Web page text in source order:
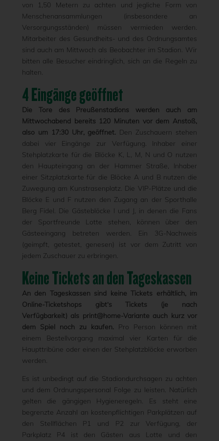
von 1,50 Metern zu achten und jegliche Form von
Menschenansammlungen (insbesondere an
Versorgungsständen) müssen vermieden werden.
Mitarbeiter des Gesundheits- und des Ordnungsamtes
sind auch am Mittwoch als Beobachter im Stadion. Wir
bitten alle Besucher eindringlich, sich an die Regeln zu
halten.
4 Eingänge geöffnet
Die Tore des Preußenstadions werden auch am
Mittwochabend bereits 120 Minuten vor dem Anstoß,
also um 17:30 Uhr, geöffnet. Den Zuschauern stehen
dabei vier Eingänge zur Verfügung. Inhaber einer
Stehplatzkarte für die Blöcke K, L, M, N und O nutzen
den Haupteingang an der Hammer Straße, Inhaber
einer Sitzplatzkarte für die Blöcke A und B nutzen die
Zuwegung am Kunstrasenplatz. Die VIP-Plätze und die
Blöcke E und F nutzen den Zugang an der Sporthalle
Berg Fidel. Die Gästeblöcke I und J, in denen die Fans
der Sportfreunde Lotte stehen, können über den
Gästeeingang betreten werden. Ein 3G-Nachweis
(geimpft, getestet, genesen) ist vor dem Zutritt von
jedem Zuschauer zu erbringen.
Keine Tickets an den Tageskassen
An den Tageskassen sind keine Tickets erhältlich, im
Online-Ticketshops gibt‘s Tickets (je nach
Verfügbarkeit) als print@home-Variante auch kurz vor
dem Spiel noch zu kaufen. Pro Person können mit
einem Bestellvorgang maximal vier Karten für die
Haupttribüne oder einen der Stehplatzblöcke erworben
werden.
Es ist unbedingt auf die Stadiondurchsagen zu achten
und dem Ordnungspersonal Folge zu leisten. Natürlich
gelten die gängigen Hygieneregeln. Es steht eine
begrenzte Anzahl an kostenpflichtigen Parkplätzen auf
den Stellflächen P1 und P2 zur Verfügung, der
Parkplatz P4 ist den Gästen aus Lotte und den